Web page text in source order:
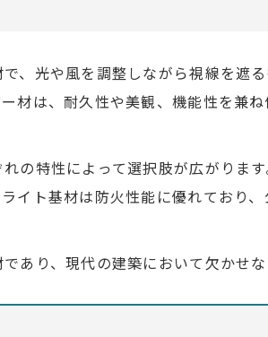
、光や風を調整しながら視線を遮
材は、耐久性や美観、機能性を兼
の特性によって選択肢が広がりま
イト基材は防火性能に優れており
あり、現代の建築において欠かせな